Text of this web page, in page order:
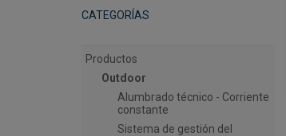
CATEGORÍAS
Productos
Outdoor
Alumbrado técnico - Corriente
constante
Sistema de gestión del